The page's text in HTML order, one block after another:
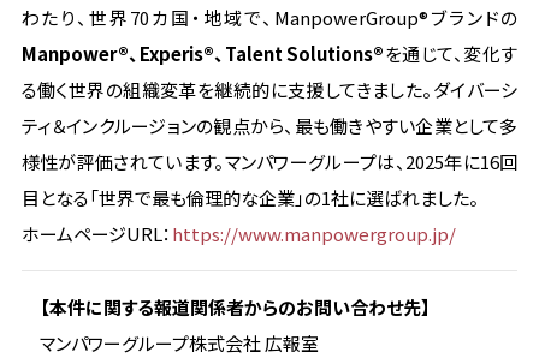
わたり、世界70カ国・地域で、ManpowerGroup®ブランドの
Manpower®、Experis®、Talent Solutions®を通じて、変化す
る働く世界の組織変革を継続的に支援してきました。ダイバーシ
ティ＆インクルージョンの観点から、最も働きやすい企業として多
様性が評価されています。マンパワーグループは、2025年に16回
目となる「世界で最も倫理的な企業」の1社に選ばれました。
ホームページURL： https://www.manpowergroup.jp/
【本件に関する報道関係者からのお問い合わせ先】
マンパワーグループ株式会社 広報室